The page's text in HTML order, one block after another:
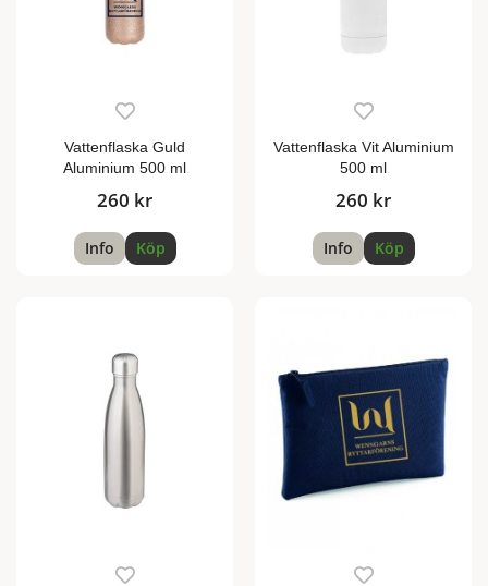
Vattenflaska Guld
Aluminium 500 ml
260 kr
Info Köp
Vattenflaska Vit Aluminium
500 ml
260 kr
Info Köp